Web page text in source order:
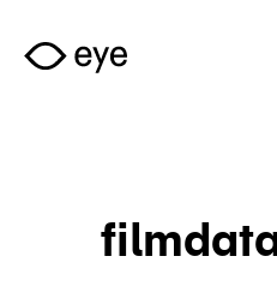
Overslaan en naar de